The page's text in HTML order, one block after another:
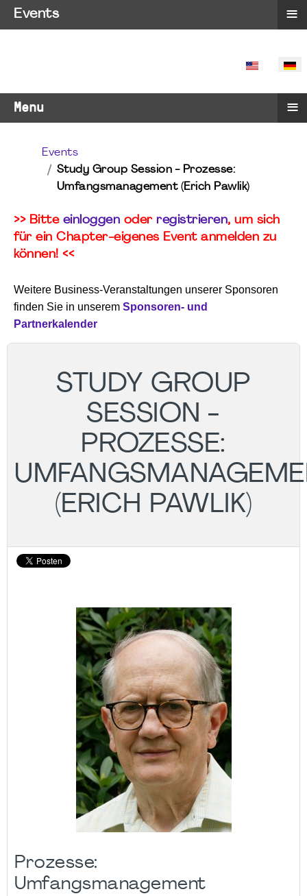
SPRACHE
Menu ≡
Events
Study Group Session - Prozesse:
Umfangsmanagement (Erich Pawlik)
>> Bitte einloggen oder registrieren, um sich
für ein Chapter-eigenes Event anmelden zu
können! <<
Weitere Business-Veranstaltungen unserer Sponsoren
finden Sie in unserem Sponsoren- und
Partnerkalender
STUDY GROUP
SESSION -
PROZESSE:
(ERICH PAWLIK)
Prozesse:
Umfangsmanagement
Events ≡